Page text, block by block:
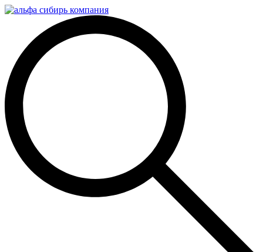
Перейти
содержимому